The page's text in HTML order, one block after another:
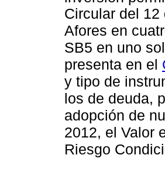
Circular del
Afores en
SB5 en uno
presenta en el
y tipo de
los de deuda,
adopción de
2012, el Valor
Riesgo